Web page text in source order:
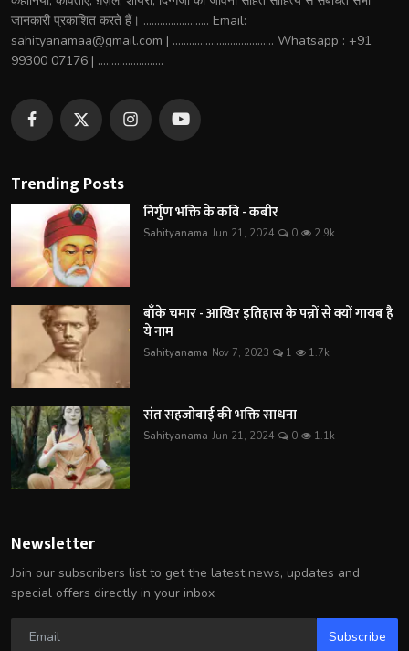
जानकारी प्रकाशित करते हैं। ........................ Email:
sahityanamaa@gmail.com | ..................................... Whatsapp : +91
99300 07176 | ........................
Trending Posts
निर्गुण भक्ति के कवि - कबीर
Sahityanama Jun 21, 2024 0 2.9k
बाँके चमार - आखिर इतिहास के पन्नों से क्यों गायब है
ये नाम
Sahityanama Nov 7, 2023 1 1.7k
संत सहजोबाई की भक्ति साधना
Sahityanama Jun 21, 2024 0 1.1k
Newsletter
Join our subscribers list to get the latest news, updates and
special offers directly in your inbox
Subscribe